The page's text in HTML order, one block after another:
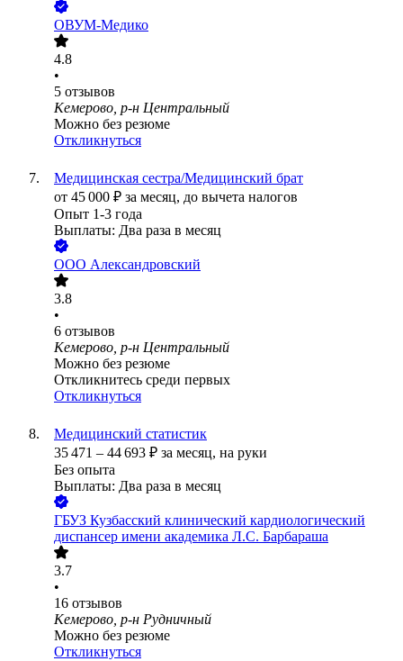
ОВУМ-Медико
4.8
•
5 отзывов
Кемерово, р-н Центральный
Можно без резюме
Откликнуться
Медицинская сестра/Медицинский брат
от 45 000 ₽ за месяц, до вычета налогов
Опыт 1-3 года
Выплаты: Два раза в месяц
ООО Александровский
3.8
•
6 отзывов
Кемерово, р-н Центральный
Можно без резюме
Откликнитесь среди первых
Откликнуться
Медицинский статистик
35 471 – 44 693 ₽ за месяц, на руки
Без опыта
Выплаты: Два раза в месяц
ГБУЗ Кузбасский клинический кардиологический
диспансер имени академика Л.С. Барбараша
3.7
•
16 отзывов
Кемерово, р-н Рудничный
Можно без резюме
Откликнуться